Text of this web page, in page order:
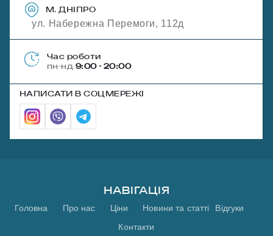
М. ДНІПРО
ул. Набережна Перемоги, 112д
Час роботи
пн-нд 9:00 - 20:00
НАПИСАТИ В СОЦМЕРЕЖІ
НАВІГАЦІЯ
Головна Про нас Ціни Новини та статті
Відгуки
Контакти